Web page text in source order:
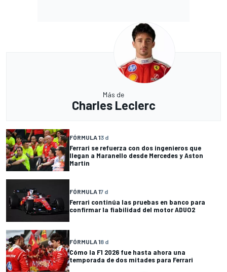
Más de
Charles Leclerc
FÓRMULA 13 d
Ferrari se refuerza con dos ingenieros que
llegan a Maranello desde Mercedes y Aston
Martin
FÓRMULA 17 d
Ferrari continúa las pruebas en banco para
confirmar la fiabilidad del motor ADUO2
FÓRMULA 18 d
Cómo la F1 2026 fue hasta ahora una
temporada de dos mitades para Ferrari